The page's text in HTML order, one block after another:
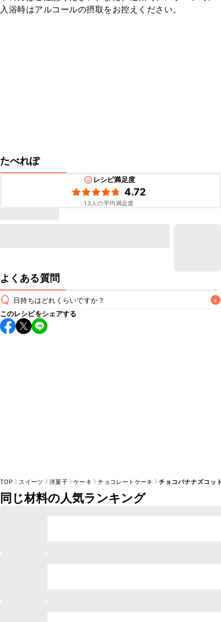
入浴時はアルコールの摂取をお控えください。
たべれぽ
レシピ満足度
4.72
13 人の平均満足度
よくある質問
Q 日持ちはどれくらいですか？ +
保存期間は冷蔵で当日中が目安です。なるべくお早めにお召
し上がりください。
このレシピをシェアする
TOP スイーツ 洋菓子 ケーキ チョコレートケーキ チョコバナナズコッ
同じ材料の人気ランキング